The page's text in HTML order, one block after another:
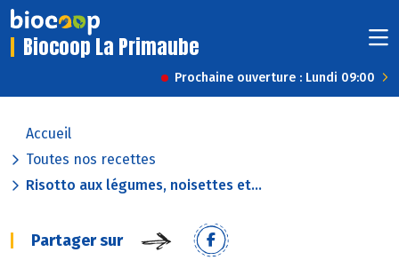
Biocoop La Primaube
Prochaine ouverture : Lundi 09:00
Accueil
Toutes nos recettes
Risotto aux légumes, noisettes et...
Partager sur